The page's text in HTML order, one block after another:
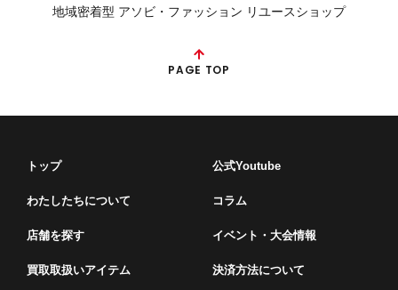
地域密着型 アソビ・ファッション リユースショップ
PAGE TOP
トップ
わたしたちについて
店舗を探す
買取取扱いアイテム
公式Youtube
コラム
イベント・⼤会情報
決済方法について